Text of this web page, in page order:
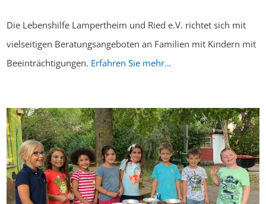
Die Lebenshilfe Lampertheim und Ried e.V. richtet sich mit
vielseitigen Beratungsangeboten an Familien mit Kindern mit
Beeinträchtigungen. Erfahren Sie mehr…